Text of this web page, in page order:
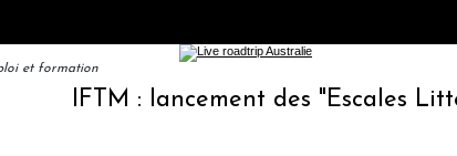
et formation
: lancement des "Escales